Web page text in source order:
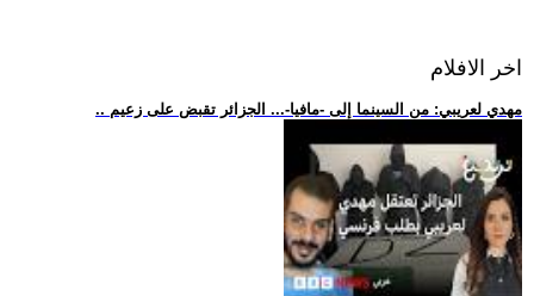
اخر الافلام
.. مهدي لعريبي: من السينما إلى -مافيا-... الجزائر تقبض على زعيم